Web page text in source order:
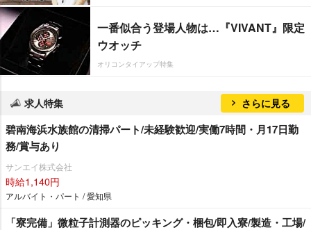
一番似合う登場人物は…『VIVANT』限定
ウオッチ
オリコンタイアップ特集
求人特集 さらに見る
碧南海浜水族館の清掃パート/未経験歓迎/実働7時間・月17日勤
務/賞与あり
サンエイ株式会社
時給1,140円
アルバイト・パート / 愛知県
「寮完備」微粒子計測器のピッキング・梱包/即入寮/製造・工場/